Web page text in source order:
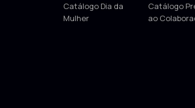
Catálogo Dia da
Mulher
Catálogo
ao